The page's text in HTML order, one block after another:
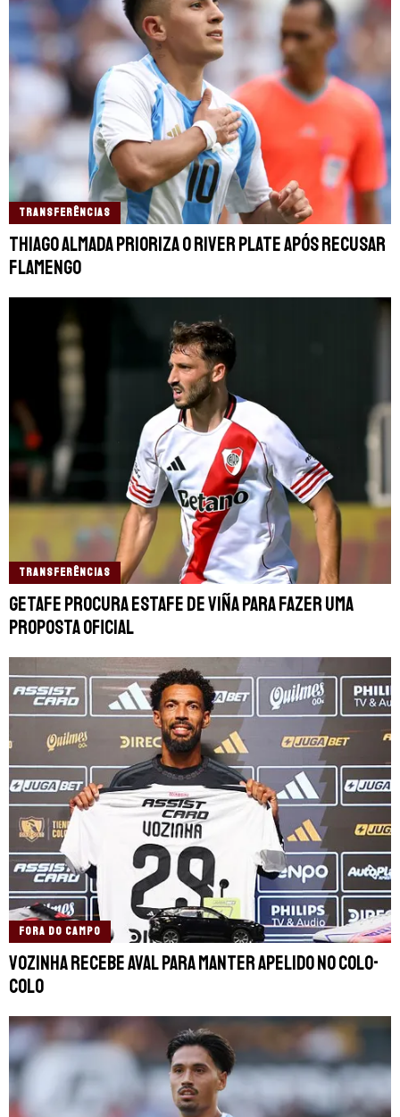
TRANSFERÊNCIAS
Thiago Almada prioriza o River Plate após recusar
Flamengo
TRANSFERÊNCIAS
Getafe procura estafe de Viña para fazer uma
proposta oficial
FORA DO CAMPO
Vozinha recebe aval para manter apelido no Colo-
Colo